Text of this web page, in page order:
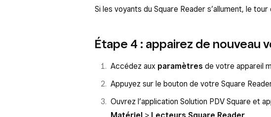
Si les voyants du Square Reader s’allument, le tour
Étape 4 : appairez de nouveau
Accédez aux paramètres de votre appareil
Appuyez sur le bouton de votre Square
Ouvrez l’application Solution PDV Square et